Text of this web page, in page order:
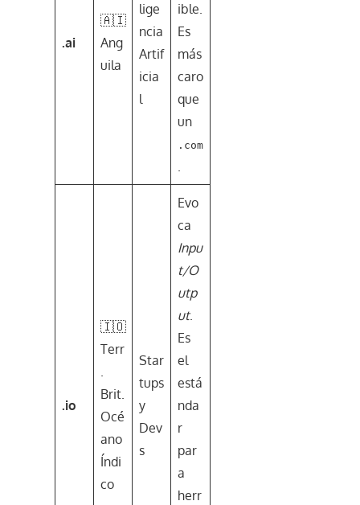
.ai
🇦🇮
Ang
uila
lige
ncia
Artif
icia
l
ible.
Es
más
caro
que
un
.com
.
.io
🇮🇴
Terr
.
Brit.
Océ
ano
Índi
co
Star
tups
y
Dev
s
Evo
ca
Inpu
t/O
utp
ut.
Es
el
está
nda
r
par
a
herr